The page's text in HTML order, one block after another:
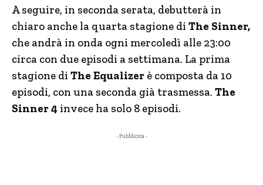
A seguire, in seconda serata, debutterà in
chiaro anche la quarta stagione di The Sinner,
che andrà in onda ogni mercoledì alle 23:00
circa con due episodi a settimana. La prima
stagione di The Equalizer è composta da 10
episodi, con una seconda già trasmessa. The
Sinner 4 invece ha solo 8 episodi.
- Pubblicità -